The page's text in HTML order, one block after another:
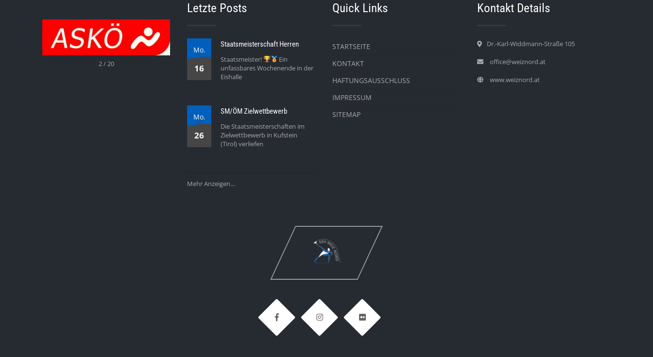
2 / 20
Letzte Posts
Mo.
16
Staatsmeisterschaft Herren
Staatsmeister!
Ein
unfassbares Wochenende in der
Eishalle
Mo.
26
SM/ÖM Zielwettbewerb
Die Staatsmeisterschaften im
Zielwettbewerb in Kufstein
(Tirol) verliefen
Mehr Anzeigen...
Quick Links
STARTSEITE
KONTAKT
HAFTUNGSAUSSCHLUSS
IMPRESSUM
SITEMAP
Kontakt Details
Dr.-Karl-Widdmann-Straße 105
office@weiznord.at
www.weiznord.at